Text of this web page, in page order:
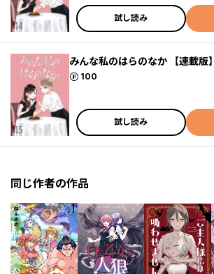
試し読み
みんな私のはらのなか 【連載版
100
ポイント
試し読み
同じ作者の作品